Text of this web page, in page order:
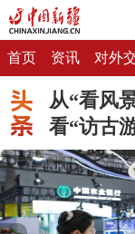
首页 资讯 对外
从“看风
看“访古